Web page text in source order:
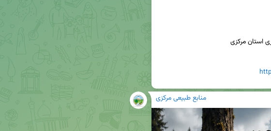
منابع طبیعی مرکزی